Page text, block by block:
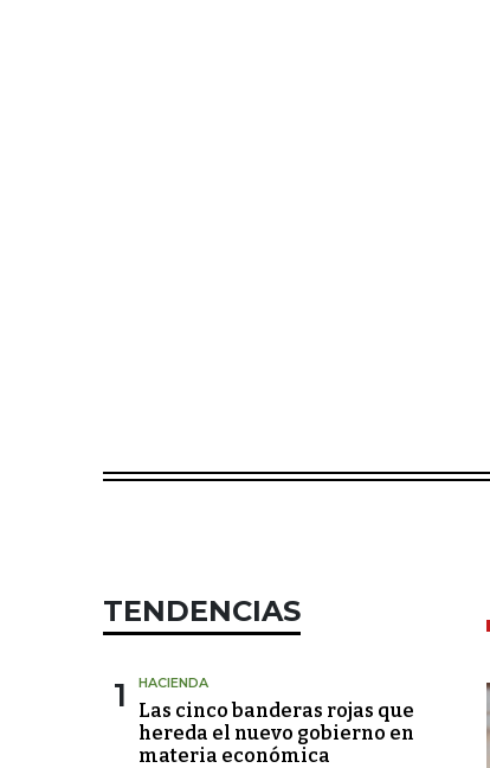
TENDENCIAS
1 HACIENDA
Las cinco banderas rojas que
hereda el nuevo gobierno en
materia económica